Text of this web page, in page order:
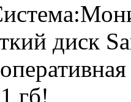
диск
гб!